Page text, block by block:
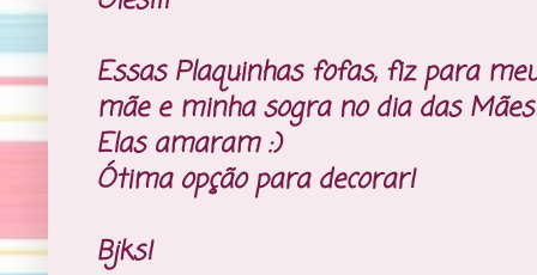
Essas Plaquinhas fofas, fiz para
mãe e minha sogra no dia das
Elas amaram :)
Ótima opção para decorar!
Bjks!